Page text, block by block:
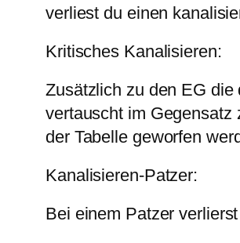
verliest du einen
Kritisches Kanalisieren:
Zusätzlich zu den EG
vertauscht im Gegensatz
der Tabelle geworfen
Kanalisieren-Patzer:
Bei einem Patzer